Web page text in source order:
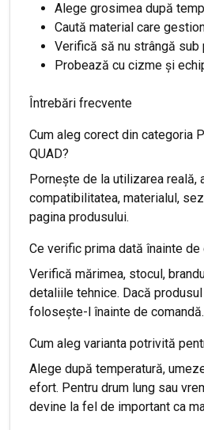
Alege grosimea după
Caută material care
Verifică să nu strângă sub
Probează cu cizme și
Întrebări frecvente
Cum aleg corect din categoria
QUAD?
Pornește de la utilizarea reală,
compatibilitatea, materialul,
pagina produsului.
Ce verific prima dată înainte de
Verifică mărimea, stocul,
detaliile tehnice. Dacă
folosește-l înainte de comandă.
Cum aleg varianta potrivită
Alege după temperatură,
efort. Pentru drum lung sau
devine la fel de important ca